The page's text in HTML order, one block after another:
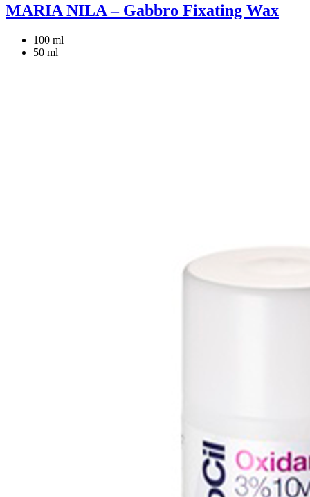
MARIA NILA – Gabbro Fixating Wax
100 ml
50 ml